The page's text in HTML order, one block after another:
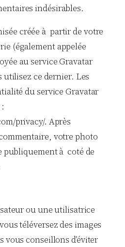
indésirables.
créée à partir de votre
(également appelée
au service Gravatar
ce dernier. Les
du service Gravatar
privacy/. Après
votre photo
publiquement à coté de
ou une utilisatrice
téléversez des images
vous conseillons d’éviter